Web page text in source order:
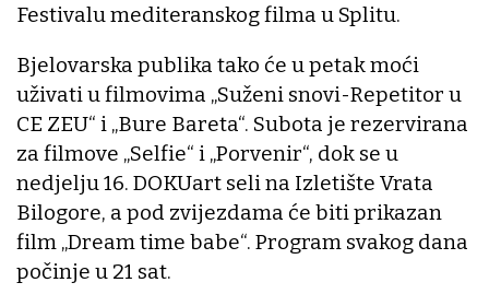
Festivalu mediteranskog filma u Splitu.
Bjelovarska publika tako će u petak moći
uživati u filmovima „Suženi snovi-Repetitor u
CE ZEU“ i „Bure Bareta“. Subota je rezervirana
za filmove „Selfie“ i „Porvenir“, dok se u
nedjelju 16. DOKUart seli na Izletište Vrata
Bilogore, a pod zvijezdama će biti prikazan
film „Dream time babe“. Program svakog dana
počinje u 21 sat.